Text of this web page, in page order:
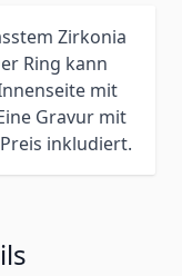
Zirkonia
Ring kann
mit
Gravur mit
inkludiert.